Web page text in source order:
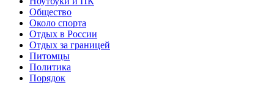
Общество
Около спорта
Отдых в России
Отдых за границей
Питомцы
Политика
Порядок